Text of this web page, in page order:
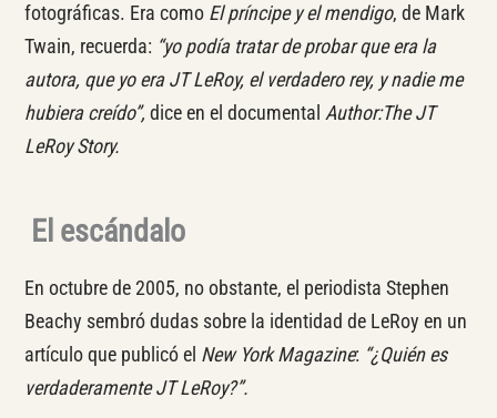
fotográficas. Era como El príncipe y el mendigo, de Mark
Twain, recuerda: “yo podía tratar de probar que era la
autora, que yo era JT LeRoy, el verdadero rey, y nadie me
hubiera creído”, dice en el documental Author:The JT
LeRoy Story.
El escándalo
En octubre de 2005, no obstante, el periodista Stephen
Beachy sembró dudas sobre la identidad de LeRoy en un
artículo que publicó el New York Magazine: “¿Quién es
verdaderamente JT LeRoy?”.